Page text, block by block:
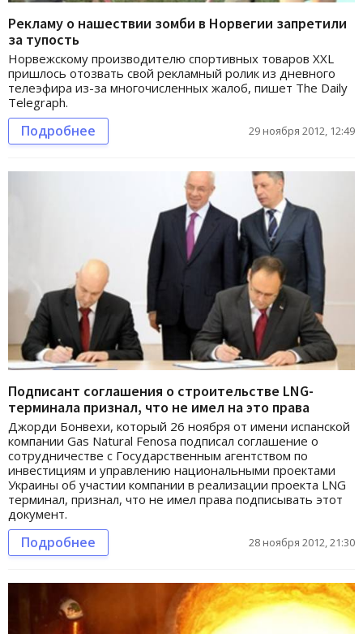
Рекламу о нашествии зомби в Норвегии запретили
за тупость
Норвежскому производителю спортивных товаров XXL
пришлось отозвать свой рекламный ролик из дневного
телеэфира из-за многочисленных жалоб, пишет The Daily
Telegraph.
Подробнее 29 ноября 2012, 12:49
Подписант соглашения о строительстве LNG-
терминала признал, что не имел на это права
Джорди Бонвехи, который 26 ноября от имени испанской
компании Gas Natural Fenosa подписал соглашение о
сотрудничестве с Государственным агентством по
инвестициям и управлению национальными проектами
Украины об участии компании в реализации проекта LNG
терминал, признал, что не имел права подписывать этот
документ.
Подробнее 28 ноября 2012, 21:30